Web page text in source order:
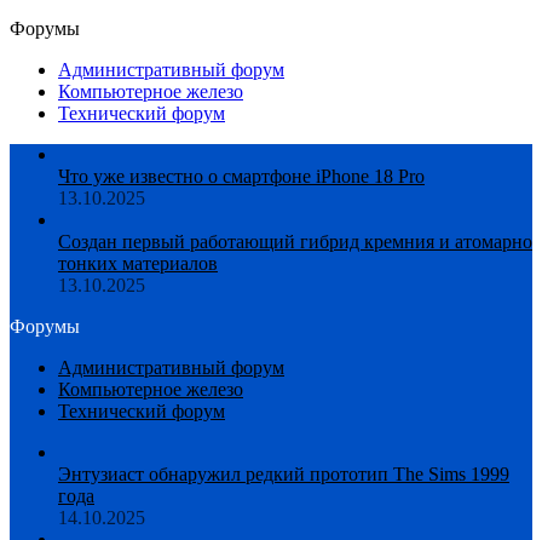
Форумы
Административный форум
Компьютерное железо
Технический форум
Что уже известно о смартфоне iPhone 18 Pro
13.10.2025
Создан первый работающий гибрид кремния и атомарно
тонких материалов
13.10.2025
Форумы
Административный форум
Компьютерное железо
Технический форум
Энтузиаст обнаружил редкий прототип The Sims 1999
года
14.10.2025